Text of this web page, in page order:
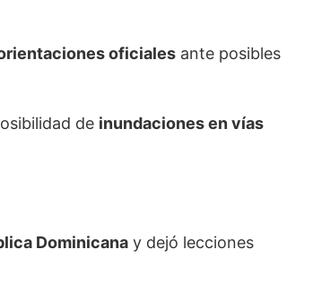
oficiales ante posibles
de inundaciones en vías
Dominicana y dejó lecciones